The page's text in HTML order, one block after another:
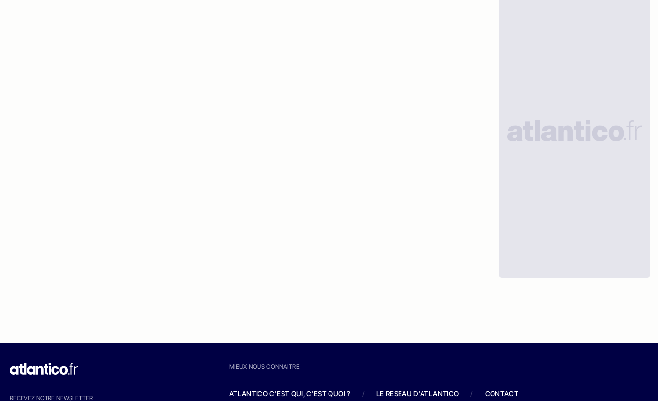
RECEVEZ NOTRE NEWSLETTER
MIEUX NOUS CONNAITRE
ATLANTICO C'EST QUI, C'EST QUOI ? / LE RESEAU D'ATLANTICO / CONTACT